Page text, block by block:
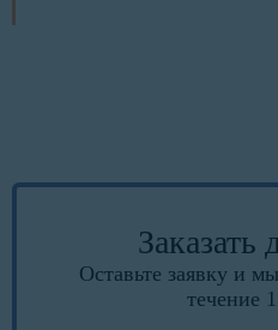
Заказать
Оставьте заявку и
течение